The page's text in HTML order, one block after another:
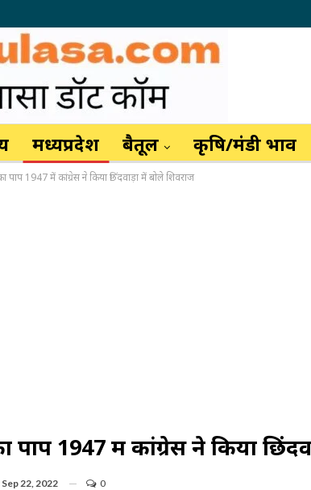
मध्यप्रदेश बैतूल कृषि/मंडी भाव
पाप 1947 में कांग्रेस ने किया छिंदवाड़ा में बोले शिवराज
पाप 1947 में कांग्रेस ने किया
Sep 22, 2022 0